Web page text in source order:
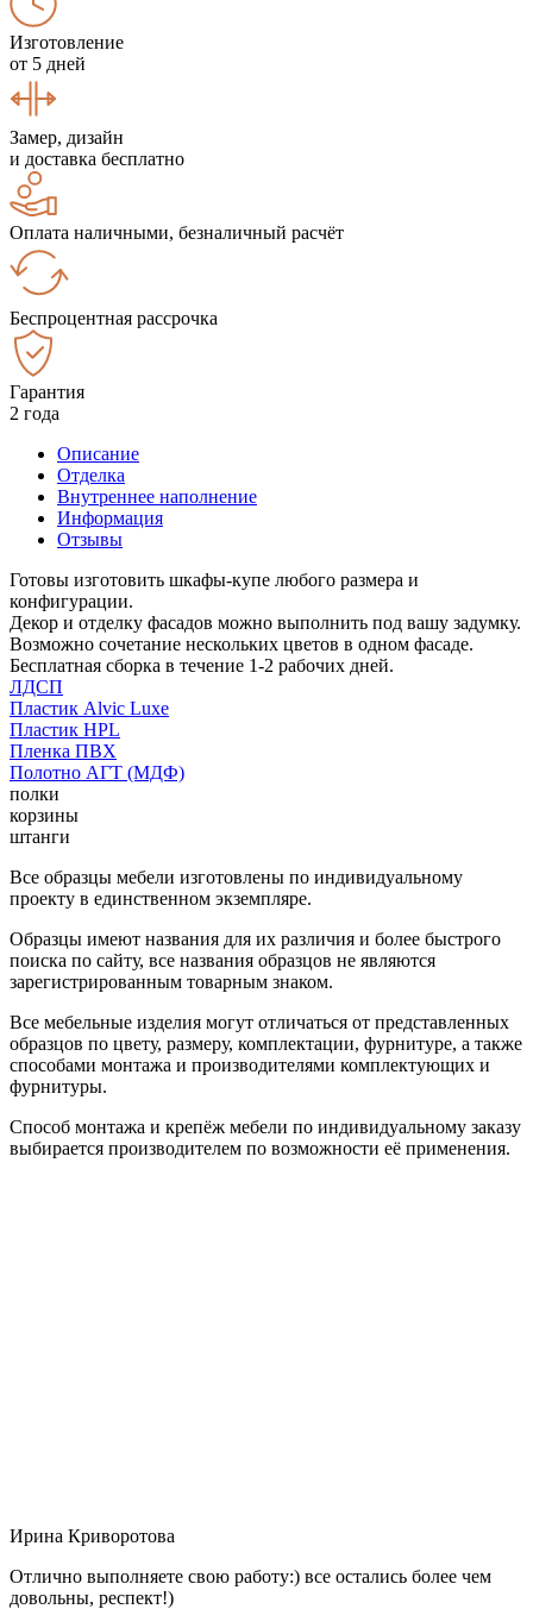
Изготовление
от 5 дней
Замер, дизайн
и доставка бесплатно
Оплата наличными, безналичный расчёт
Беспроцентная рассрочка
Гарантия
2 года
Описание
Отделка
Внутреннее наполнение
Информация
Отзывы
Готовы изготовить шкафы-купе любого размера и
конфигурации.
Декор и отделку фасадов можно выполнить под вашу задумку.
Возможно сочетание нескольких цветов в одном фасаде.
Бесплатная сборка в течение 1-2 рабочих дней.
ЛДСП
Пластик Alvic Luxe
Пластик HPL
Пленка ПВХ
Полотно АГТ (МДФ)
полки
корзины
штанги
Все образцы мебели изготовлены по индивидуальному
проекту в единственном экземпляре.
Образцы имеют названия для их различия и более быстрого
поиска по сайту, все названия образцов не являются
зарегистрированным товарным знаком.
Все мебельные изделия могут отличаться от представленных
образцов по цвету, размеру, комплектации, фурнитуре, а также
способами монтажа и производителями комплектующих и
фурнитуры.
Способ монтажа и крепёж мебели по индивидуальному заказу
выбирается производителем по возможности её применения.
Ирина Криворотова
Отлично выполняете свою работу:) все остались более чем
довольны, респект!)